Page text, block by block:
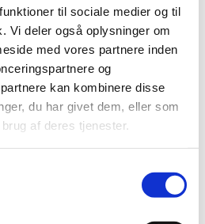
til sociale medier og til
Vi deler også oplysninger om
med vores partnere inden
og
kan kombinere disse
du har givet dem, eller som
af deres tjenester.
alle kan være med.
bord/bænkesæt ved kirken, og
en kop varm kaffe eller the.
også kunne lide...